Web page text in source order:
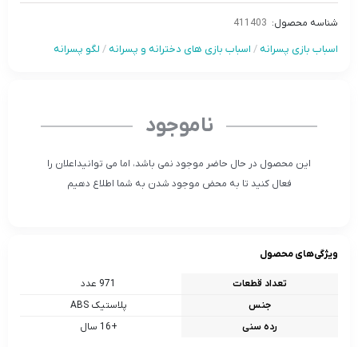
شناسه محصول: 411403
اسباب بازی پسرانه / اسباب بازی های دخترانه و پسرانه / لگو پسرانه
ناموجود
این محصول در حال حاضر موجود نمی باشد، اما می توانیداعلان را
فعال کنید تا به محض موجود شدن به شما اطلاع دهیم
ویژگی‌های محصول
تعداد قطعات
971 عدد
جنس
پلاستیک ABS
رده سنی
+16 سال